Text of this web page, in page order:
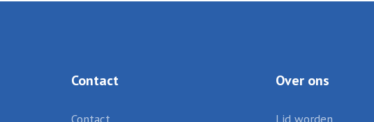
Contact Over ons